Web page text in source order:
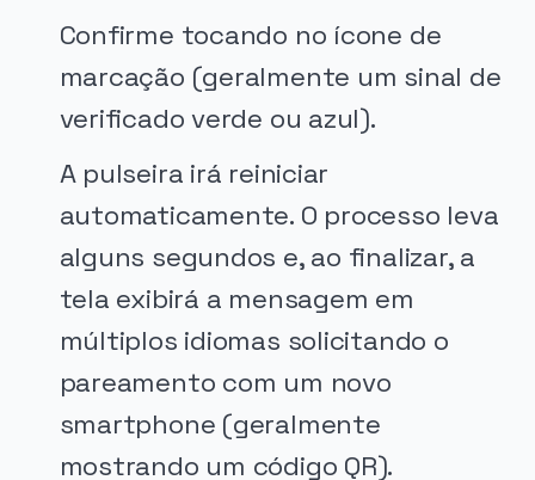
Confirme tocando no ícone de
marcação (geralmente um sinal de
verificado verde ou azul).
A pulseira irá reiniciar
automaticamente. O processo leva
alguns segundos e, ao finalizar, a
tela exibirá a mensagem em
múltiplos idiomas solicitando o
pareamento com um novo
smartphone (geralmente
mostrando um código QR).